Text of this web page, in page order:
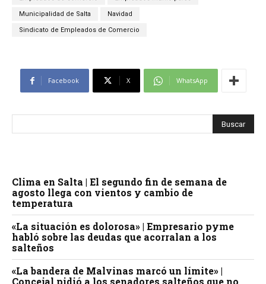
Municipalidad de Salta Navidad
Sindicato de Empleados de Comercio
Facebook X WhatsApp
Clima en Salta | El segundo fin de semana de
agosto llega con vientos y cambio de
temperatura
«La situación es dolorosa» | Empresario pyme
habló sobre las deudas que acorralan a los
salteños
«La bandera de Malvinas marcó un límite» |
Concejal pidió a los senadores salteños que no